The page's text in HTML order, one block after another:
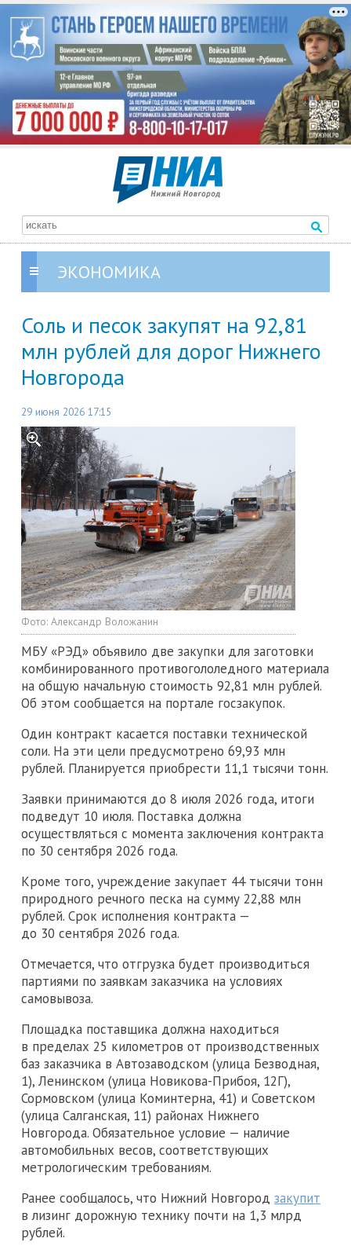
ЭКОНОМИКА
Соль и песок закупят на 92,81
млн рублей для дорог Нижнего
Новгорода
29 июня 2026 17:15
Фото: Александр Воложанин
МБУ «РЭД» объявило две закупки для заготовки
комбинированного противогололедного материала
на общую начальную стоимость 92,81 млн рублей.
Об этом сообщается на портале госзакупок.
Один контракт касается поставки технической
соли. На эти цели предусмотрено 69,93 млн
рублей. Планируется приобрести 11,1 тысячи тонн.
Заявки принимаются до 8 июля 2026 года, итоги
подведут 10 июля. Поставка должна
осуществляться с момента заключения контракта
по 30 сентября 2026 года.
Кроме того, учреждение закупает 44 тысячи тонн
природного речного песка на сумму 22,88 млн
рублей. Срок исполнения контракта —
до 30 сентября 2026 года.
Отмечается, что отгрузка будет производиться
партиями по заявкам заказчика на условиях
самовывоза.
Площадка поставщика должна находиться
в пределах 25 километров от производственных
баз заказчика в Автозаводском (улица Безводная,
1), Ленинском (улица Новикова-Прибоя, 12Г),
Сормовском (улица Коминтерна, 41) и Советском
(улица Салганская, 11) районах Нижнего
Новгорода. Обязательное условие — наличие
автомобильных весов, соответствующих
метрологическим требованиям.
Ранее сообщалось, что Нижний Новгород закупит
в лизинг дорожную технику почти на 1,3 млрд
рублей.